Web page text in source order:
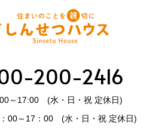
200-2416
～17:00 (水・日・祝 定休日)
00～17：00 (水・日・祝 定休日)